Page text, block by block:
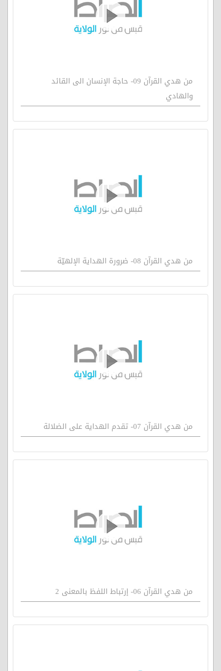
من هدي القرآن 09- حاجة الإنسان الى القائد
والهادي
من هدي القرآن 08- ضرورة الهداية الإلهيّة
من هدي القرآن 07- تقدم الهداية على الضلالة
من هدي القرآن 06- إرتباط اللفظ بالمعنى 2